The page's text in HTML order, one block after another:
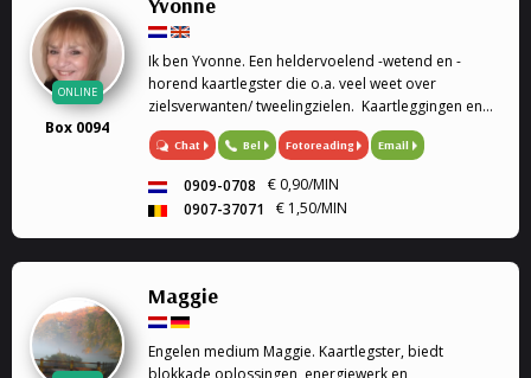
Ik kan ook de engelenkaarten voor je leggen. Liefs
Sofia
ONLINE
Box 0094
Ik ben Yvonne. Een heldervoelend -wetend en -
horend kaartlegster die o.a. veel weet over
zielsverwanten/ tweelingzielen. Kaartleggingen en
pendel Ik kan voor u de Lenormandkaarteni of de
Engelenkaarten leggen (soms gebruik ik ook mijn
Chat Bel Fotoreading Email
0909-0708
€ 0,90/MIN
0907-37071
€ 1,50/MIN
Maggie
Engelen medium Maggie. Kaartlegster, biedt
blokkade oplossingen, energiewerk en